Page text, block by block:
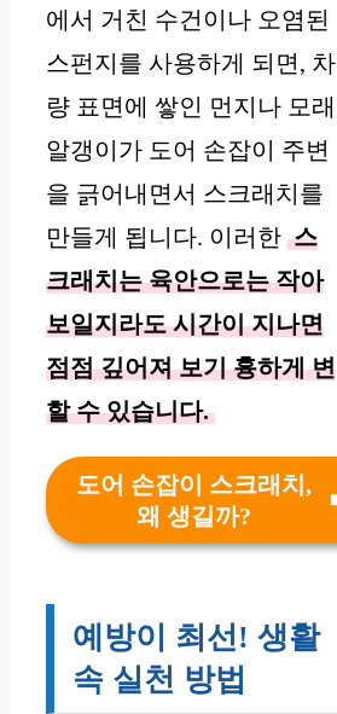
에서 거친 수건이나 오염된
스펀지를 사용하게 되면, 차
량 표면에 쌓인 먼지나 모래
알갱이가 도어 손잡이 주변
을 긁어내면서 스크래치를
만들게 됩니다. 이러한 스
크래치는 육안으로는 작아
보일지라도 시간이 지나면
점점 깊어져 보기 흉하게 변
할 수 있습니다.
도어 손잡이 스크래치,
왜 생길까?
예방이 최선! 생활
속 실천 방법